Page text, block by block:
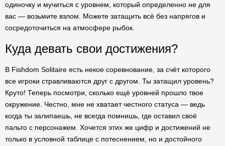
одиночку и мучиться с уровнем, который определенно не для
вас — возьмите взлом. Можете затащить всё без напрягов и
сосредоточиться на атмосфере рыбок.
Куда девать свои достижения?
В Fishdom Solitaire есть некое соревнование, за счёт которого
все игроки стравливаются друг с другом. Ты затащил уровень?
Круто! Теперь посмотри, сколько ещё уровней прошло твое
окружение. Честно, мне не хватает честного статуса — ведь
когда ты залипаешь, не всегда помнишь, где оставил своё
пальто с персонажем. Хочется этих же цифр и достижений не
только в условной таблице с потеснением, но и достойного